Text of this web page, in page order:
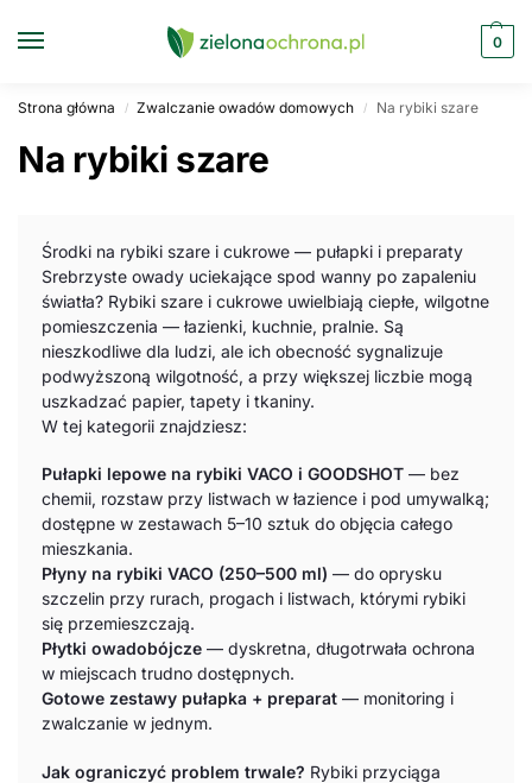
0
Strona główna / Zwalczanie owadów domowych / Na rybiki szare
Na rybiki szare
Środki na rybiki szare i cukrowe — pułapki i preparaty
Srebrzyste owady uciekające spod wanny po zapaleniu
światła? Rybiki szare i cukrowe uwielbiają ciepłe, wilgotne
pomieszczenia — łazienki, kuchnie, pralnie. Są
nieszkodliwe dla ludzi, ale ich obecność sygnalizuje
podwyższoną wilgotność, a przy większej liczbie mogą
uszkadzać papier, tapety i tkaniny.
W tej kategorii znajdziesz:
Pułapki lepowe na rybiki VACO i GOODSHOT — bez
chemii, rozstaw przy listwach w łazience i pod umywalką;
dostępne w zestawach 5–10 sztuk do objęcia całego
mieszkania.
Płyny na rybiki VACO (250–500 ml) — do oprysku
szczelin przy rurach, progach i listwach, którymi rybiki
się przemieszczają.
Płytki owadobójcze — dyskretna, długotrwała ochrona
w miejscach trudno dostępnych.
Gotowe zestawy pułapka + preparat — monitoring i
zwalczanie w jednym.
Jak ograniczyć problem trwale? Rybiki przyciąga